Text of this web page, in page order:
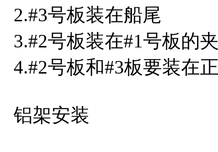
2.#3号板装在船尾
3.#2号板装在#1号板的
4.#2号板和#3板要装在
铝架安装